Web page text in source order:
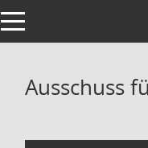
Toggle navigation
Ausschuss